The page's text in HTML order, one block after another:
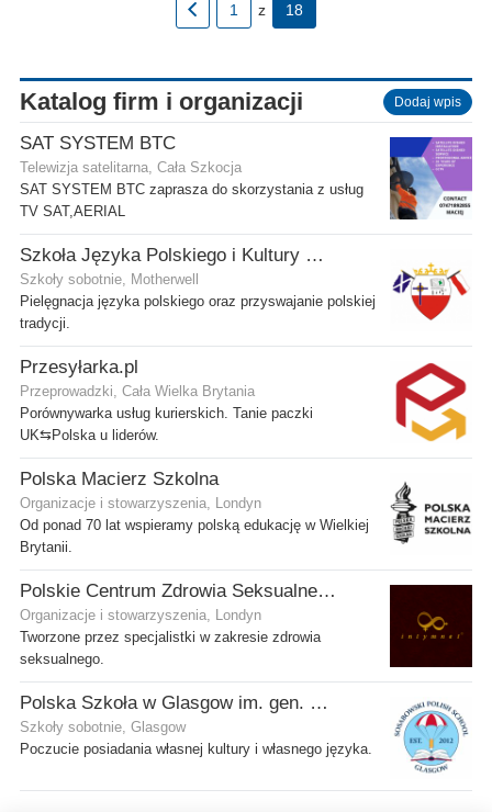
1 z 18
Katalog firm i organizacji Dodaj wpis
SAT SYSTEM BTC
Telewizja satelitarna, Cała Szkocja
SAT SYSTEM BTC zaprasza do skorzystania z usług
TV SAT,AERIAL
Szkoła Języka Polskiego i Kultury w Motherwell
Szkoły sobotnie, Motherwell
Pielęgnacja języka polskiego oraz przyswajanie polskiej
tradycji.
Przesyłarka.pl
Przeprowadzki, Cała Wielka Brytania
Porównywarka usług kurierskich. Tanie paczki
UK⇆Polska u liderów.
Polska Macierz Szkolna
Organizacje i stowarzyszenia, Londyn
Od ponad 70 lat wspieramy polską edukację w Wielkiej
Brytanii.
Polskie Centrum Zdrowia Seksualnego
Organizacje i stowarzyszenia, Londyn
Tworzone przez specjalistki w zakresie zdrowia
seksualnego.
Polska Szkoła w Glasgow im. gen. Stanisława Sosabowskiego
Szkoły sobotnie, Glasgow
Poczucie posiadania własnej kultury i własnego języka.